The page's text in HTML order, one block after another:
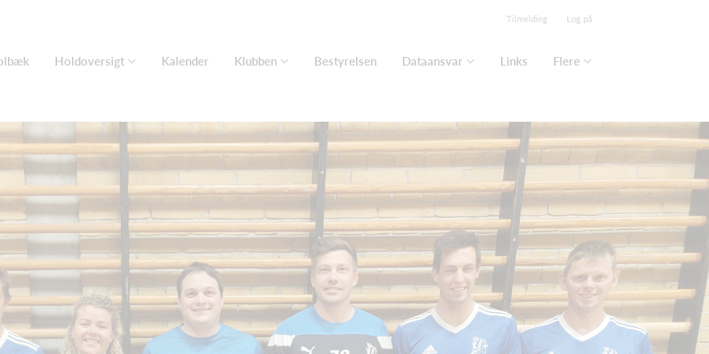
Tilmelding Log på
Holdoversigt Kalender Klubben Bestyrelsen Dataansvar Links Flere